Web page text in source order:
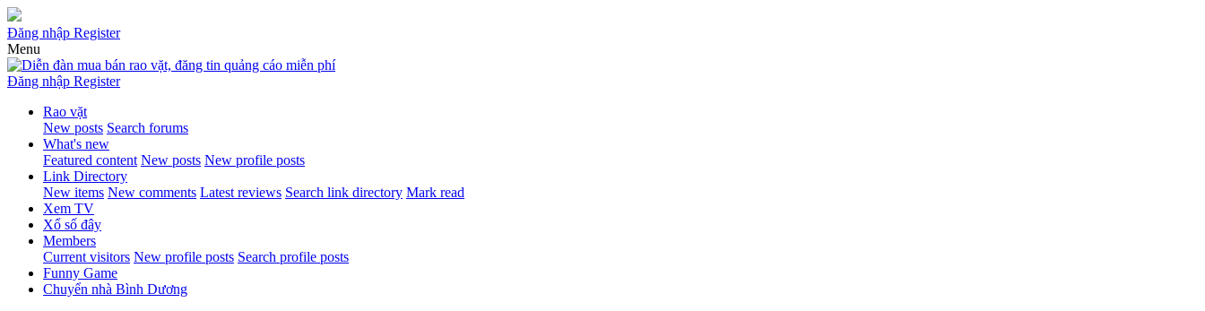
Đăng nhập Register
Menu
Đăng nhập Register
Rao vặt
New posts Search forums
What's new
Featured content New posts New profile posts
Link Directory
New items New comments Latest reviews Search link directory Mark read
Xem TV
Xổ số đây
Members
Current visitors New profile posts Search profile posts
Funny Game
Chuyển nhà Bình Dương